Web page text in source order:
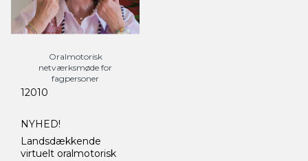
Oralmotorisk
netværksmøde for
fagpersoner
12010
NYHED!
Landsdækkende
virtuelt oralmotorisk